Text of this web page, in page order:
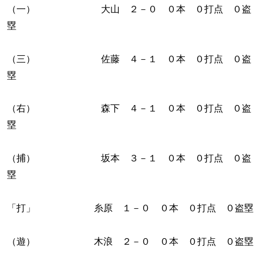
（一） 大山 ２－０ ０本 ０打点 ０盗
塁
（三） 佐藤 ４－１ ０本 ０打点 ０盗
塁
（右） 森下 ４－１ ０本 ０打点 ０盗
塁
（捕） 坂本 ３－１ ０本 ０打点 ０盗
塁
「打」 糸原 １－０ ０本 ０打点 ０盗塁
（遊） 木浪 ２－０ ０本 ０打点 ０盗塁